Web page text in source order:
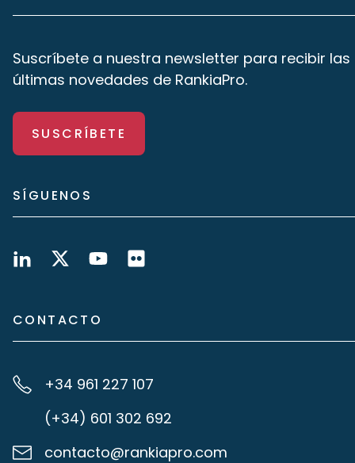
Suscríbete a nuestra newsletter para recibir las
últimas novedades de RankiaPro.
SUSCRÍBETE
SÍGUENOS
CONTACTO
+34 961 227 107
(+34) 601 302 692
contacto@rankiapro.com